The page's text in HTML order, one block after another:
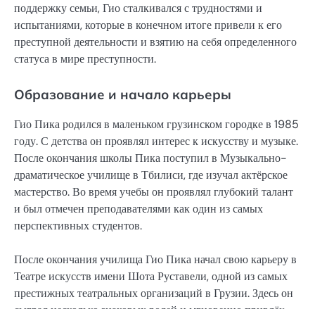
поддержку семьи, Гио сталкивался с трудностями и
испытаниями, которые в конечном итоге привели к его
преступной деятельности и взятию на себя определенного
статуса в мире преступности.
Образование и начало карьеры
Гио Пика родился в маленьком грузинском городке в 1985
году. С детства он проявлял интерес к искусству и музыке.
После окончания школы Пика поступил в Музыкально-
драматическое училище в Тбилиси, где изучал актёрское
мастерство. Во время учебы он проявлял глубокий талант
и был отмечен преподавателями как один из самых
перспективных студентов.
После окончания училища Гио Пика начал свою карьеру в
Театре искусств имени Шота Руставели, одной из самых
престижных театральных организаций в Грузии. Здесь он